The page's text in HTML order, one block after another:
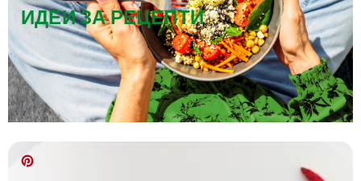
ИДЕИ ЗА РЕЦЕПТИ